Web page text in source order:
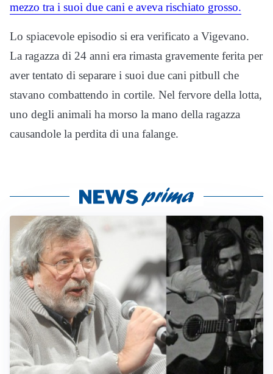
mezzo tra i suoi due cani e aveva rischiato grosso.
Lo spiacevole episodio si era verificato a Vigevano.
La ragazza di 24 anni era rimasta gravemente ferita per
aver tentato di separare i suoi due cani pitbull che
stavano combattendo in cortile. Nel fervore della lotta,
uno degli animali ha morso la mano della ragazza
causandole la perdita di una falange.